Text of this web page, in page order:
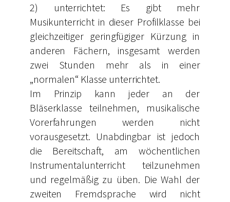
2) unterrichtet: Es gibt mehr
Musikunterricht in dieser Profilklasse bei
gleichzeitiger geringfügiger Kürzung in
anderen Fächern, insgesamt werden
zwei Stunden mehr als in einer
„normalen“ Klasse unterrichtet.
Im Prinzip kann jeder an der
Bläserklasse teilnehmen, musikalische
Vorerfahrungen werden nicht
vorausgesetzt. Unabdingbar ist jedoch
die Bereitschaft, am wöchentlichen
Instrumentalunterricht teilzunehmen
und regelmäßig zu üben. Die Wahl der
zweiten Fremdsprache wird nicht